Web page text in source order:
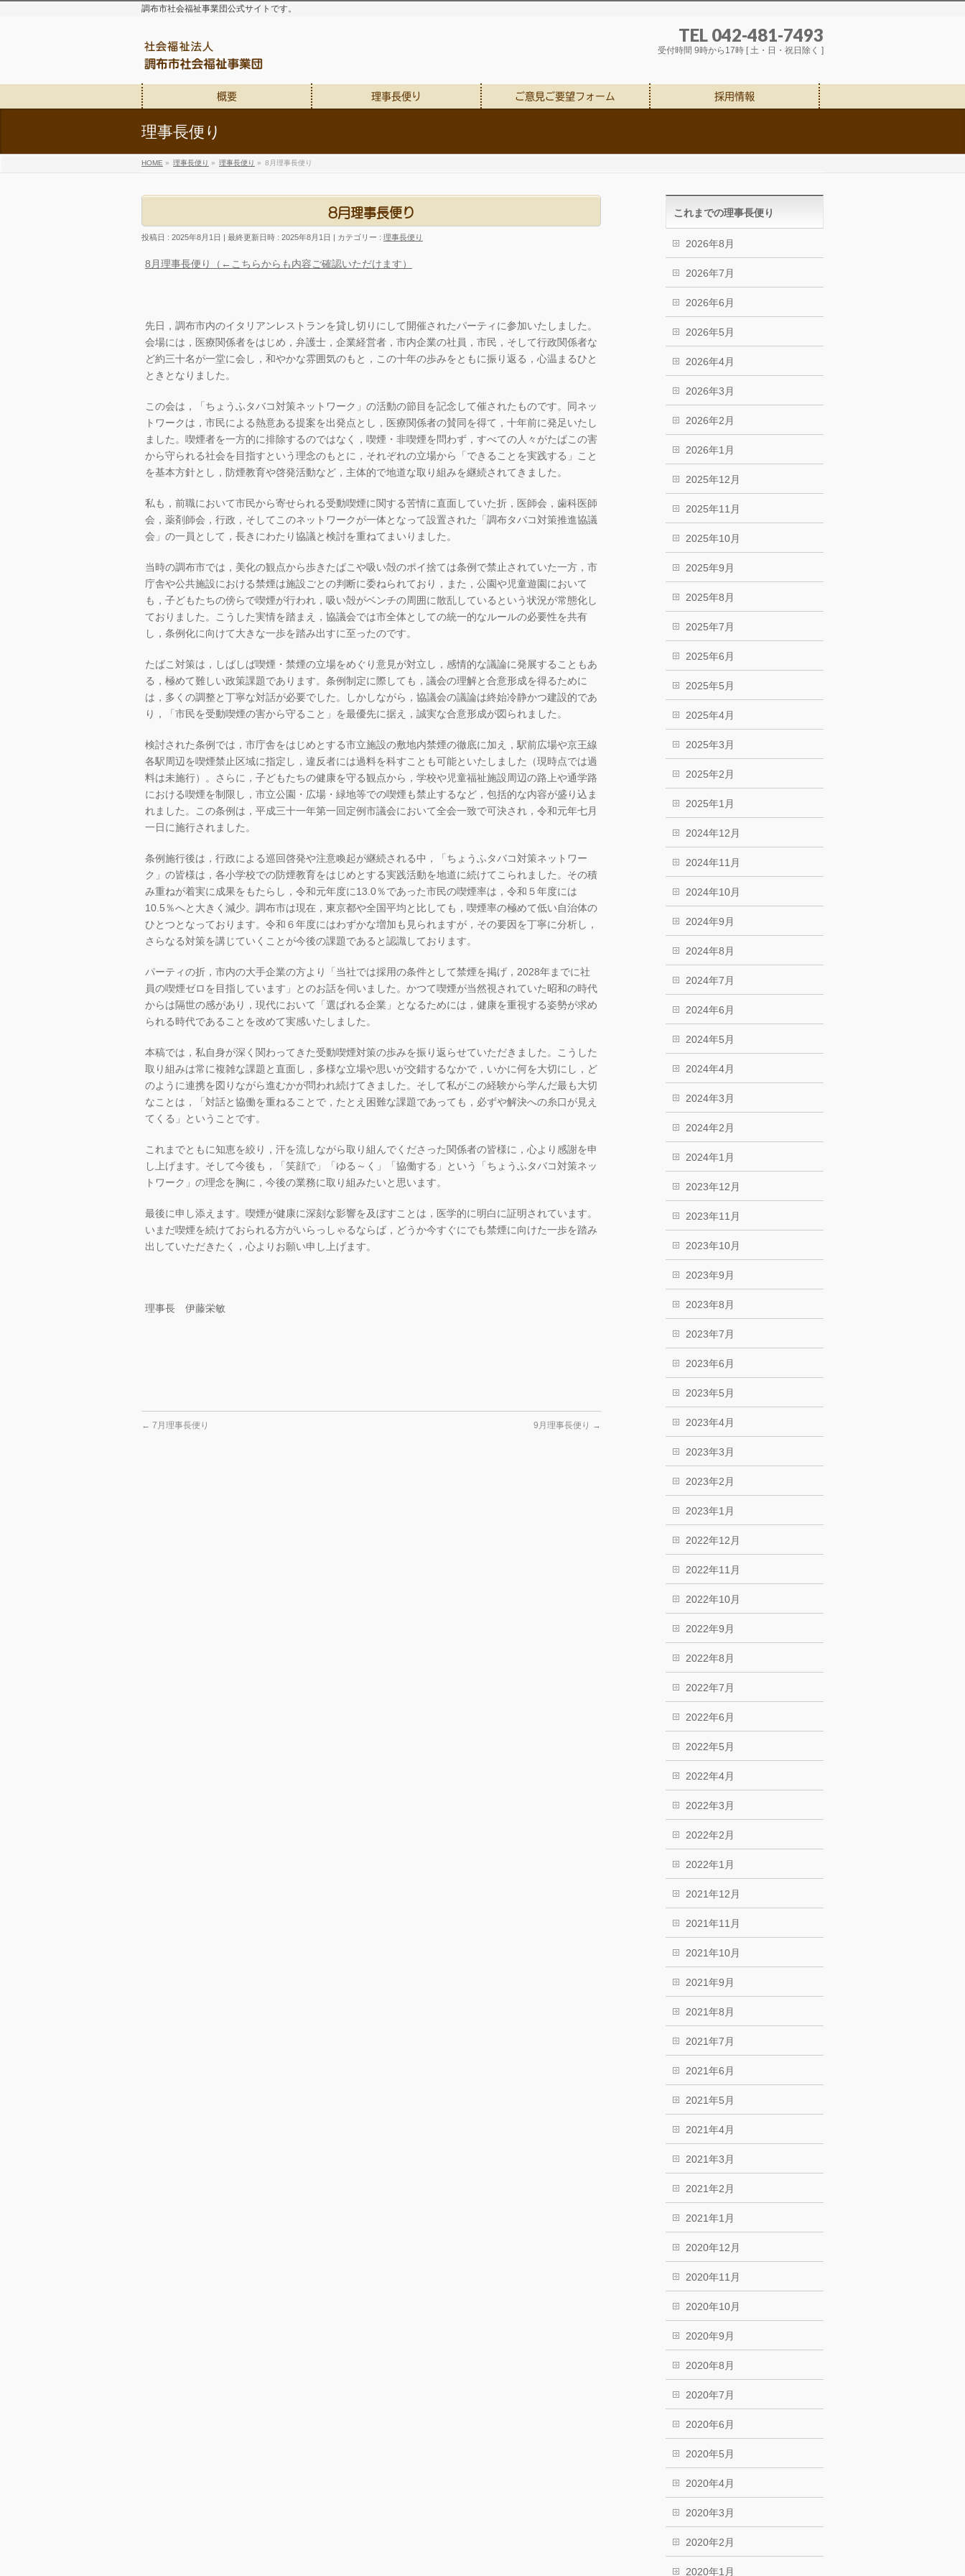
調布市社会福祉事業団公式サイトです。
TEL 042-481-7493
受付時間 9時から17時 [ 土・日・祝日除く ]
概要 理事長便り ご意見ご要望フォーム 採用情報
理事長便り
HOME » 理事長便り » 理事長便り » 8月理事長便り
8月理事長便り
投稿日 : 2025年8月1日 最終更新日時 : 2025年8月1日 カテゴリー : 理事長便り
8月理事長便り（←こちらからも内容ご確認いただけます）
先日，調布市内のイタリアンレストランを貸し切りにして開催されたパーティに参加いたしました。
会場には，医療関係者をはじめ，弁護士，企業経営者，市内企業の社員，市民，そして行政関係者な
ど約三十名が一堂に会し，和やかな雰囲気のもと，この十年の歩みをともに振り返る，心温まるひと
ときとなりました。
この会は，「ちょうふタバコ対策ネットワーク」の活動の節目を記念して催されたものです。同ネッ
トワークは，市民による熱意ある提案を出発点とし，医療関係者の賛同を得て，十年前に発足いたし
ました。喫煙者を一方的に排除するのではなく，喫煙・非喫煙を問わず，すべての人々がたばこの害
から守られる社会を目指すという理念のもとに，それぞれの立場から「できることを実践する」こと
を基本方針とし，防煙教育や啓発活動など，主体的で地道な取り組みを継続されてきました。
私も，前職において市民から寄せられる受動喫煙に関する苦情に直面していた折，医師会，歯科医師
会，薬剤師会，行政，そしてこのネットワークが一体となって設置された「調布タバコ対策推進協議
会」の一員として，長きにわたり協議と検討を重ねてまいりました。
当時の調布市では，美化の観点から歩きたばこや吸い殻のポイ捨ては条例で禁止されていた一方，市
庁舎や公共施設における禁煙は施設ごとの判断に委ねられており，また，公園や児童遊園において
も，子どもたちの傍らで喫煙が行われ，吸い殻がベンチの周囲に散乱しているという状況が常態化し
ておりました。こうした実情を踏まえ，協議会では市全体としての統一的なルールの必要性を共有
し，条例化に向けて大きな一歩を踏み出すに至ったのです。
たばこ対策は，しばしば喫煙・禁煙の立場をめぐり意見が対立し，感情的な議論に発展することもあ
る，極めて難しい政策課題であります。条例制定に際しても，議会の理解と合意形成を得るために
は，多くの調整と丁寧な対話が必要でした。しかしながら，協議会の議論は終始冷静かつ建設的であ
り，「市民を受動喫煙の害から守ること」を最優先に据え，誠実な合意形成が図られました。
検討された条例では，市庁舎をはじめとする市立施設の敷地内禁煙の徹底に加え，駅前広場や京王線
各駅周辺を喫煙禁止区域に指定し，違反者には過料を科すことも可能といたしました（現時点では過
料は未施行）。さらに，子どもたちの健康を守る観点から，学校や児童福祉施設周辺の路上や通学路
における喫煙を制限し，市立公園・広場・緑地等での喫煙も禁止するなど，包括的な内容が盛り込ま
れました。この条例は，平成三十一年第一回定例市議会において全会一致で可決され，令和元年七月
一日に施行されました。
条例施行後は，行政による巡回啓発や注意喚起が継続される中，「ちょうふタバコ対策ネットワー
ク」の皆様は，各小学校での防煙教育をはじめとする実践活動を地道に続けてこられました。その積
み重ねが着実に成果をもたらし，令和元年度に13.0％であった市民の喫煙率は，令和５年度には
10.5％へと大きく減少。調布市は現在，東京都や全国平均と比しても，喫煙率の極めて低い自治体の
ひとつとなっております。令和６年度にはわずかな増加も見られますが，その要因を丁寧に分析し，
さらなる対策を講じていくことが今後の課題であると認識しております。
パーティの折，市内の大手企業の方より「当社では採用の条件として禁煙を掲げ，2028年までに社
員の喫煙ゼロを目指しています」とのお話を伺いました。かつて喫煙が当然視されていた昭和の時代
からは隔世の感があり，現代において「選ばれる企業」となるためには，健康を重視する姿勢が求め
られる時代であることを改めて実感いたしました。
本稿では，私自身が深く関わってきた受動喫煙対策の歩みを振り返らせていただきました。こうした
取り組みは常に複雑な課題と直面し，多様な立場や思いが交錯するなかで，いかに何を大切にし，ど
のように連携を図りながら進むかが問われ続けてきました。そして私がこの経験から学んだ最も大切
なことは，「対話と協働を重ねることで，たとえ困難な課題であっても，必ずや解決への糸口が見え
てくる」ということです。
これまでともに知恵を絞り，汗を流しながら取り組んでくださった関係者の皆様に，心より感謝を申
し上げます。そして今後も，「笑顔で」「ゆる～く」「協働する」という「ちょうふタバコ対策ネッ
トワーク」の理念を胸に，今後の業務に取り組みたいと思います。
最後に申し添えます。喫煙が健康に深刻な影響を及ぼすことは，医学的に明白に証明されています。
いまだ喫煙を続けておられる方がいらっしゃるならば，どうか今すぐにでも禁煙に向けた一歩を踏み
出していただきたく，心よりお願い申し上げます。
理事長 伊藤栄敏
← 7月理事長便り 9月理事長便り →
これまでの理事長便り
2026年8月
2026年7月
2026年6月
2026年5月
2026年4月
2026年3月
2026年2月
2026年1月
2025年12月
2025年11月
2025年10月
2025年9月
2025年8月
2025年7月
2025年6月
2025年5月
2025年4月
2025年3月
2025年2月
2025年1月
2024年12月
2024年11月
2024年10月
2024年9月
2024年8月
2024年7月
2024年6月
2024年5月
2024年4月
2024年3月
2024年2月
2024年1月
2023年12月
2023年11月
2023年10月
2023年9月
2023年8月
2023年7月
2023年6月
2023年5月
2023年4月
2023年3月
2023年2月
2023年1月
2022年12月
2022年11月
2022年10月
2022年9月
2022年8月
2022年7月
2022年6月
2022年5月
2022年4月
2022年3月
2022年2月
2022年1月
2021年12月
2021年11月
2021年10月
2021年9月
2021年8月
2021年7月
2021年6月
2021年5月
2021年4月
2021年3月
2021年2月
2021年1月
2020年12月
2020年11月
2020年10月
2020年9月
2020年8月
2020年7月
2020年6月
2020年5月
2020年4月
2020年3月
2020年2月
2020年1月